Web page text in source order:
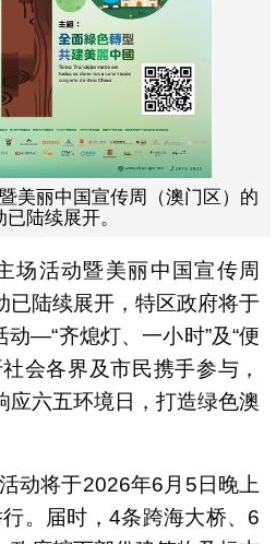
美丽中国宣传周（澳门区）的
陆续展开。
场活动暨美丽中国宣传周
已陆续展开，特区政府将于
—“齐熄灯、一小时”及“便
会各界及市民携手参与，
应六五环境日，打造绿色澳
动将于2026年6月5日晚上
。届时，4条跨海大桥、6